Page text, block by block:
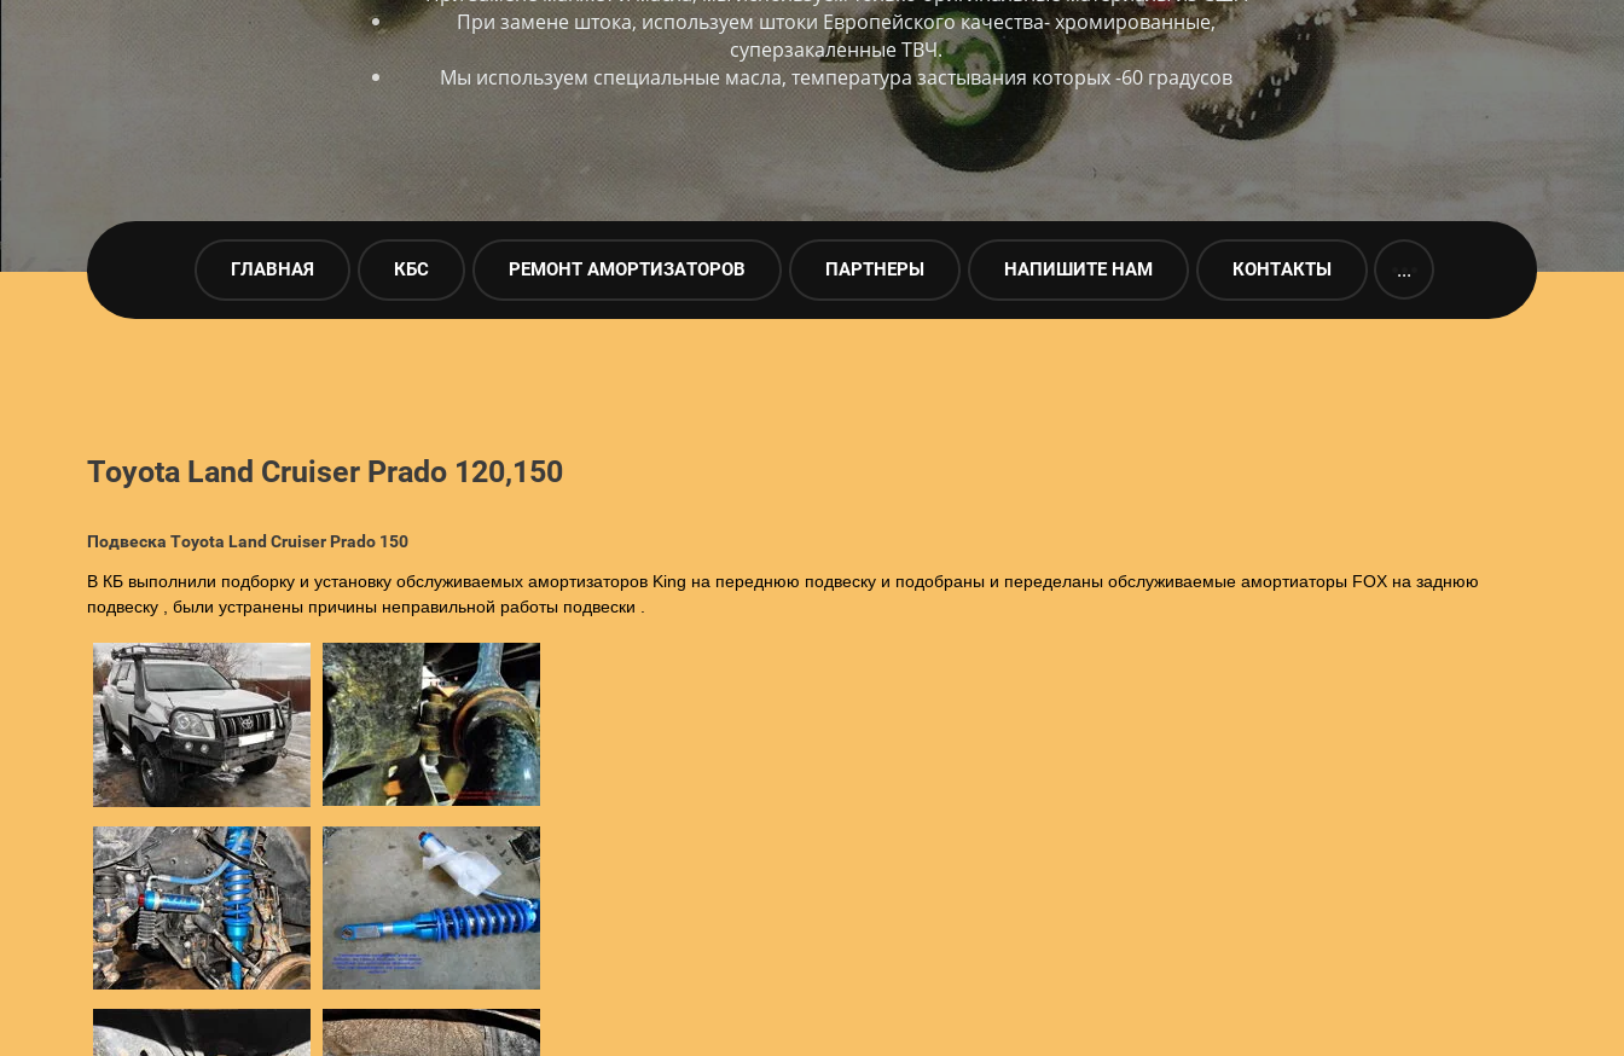
При замене штока, используем штоки Европейского качества- хромированные,
суперзакаленные ТВЧ.
Мы используем специальные масла, температура застывания которых -60 градусов
ГЛАВНАЯ КБС РЕМОНТ АМОРТИЗАТОРОВ ПАРТНЕРЫ НАПИШИТЕ НАМ КОНТАКТЫ ...
Toyota Land Cruiser Prado 120,150
Подвеска Toyota Land Cruiser Prado 150
В КБ выполнили подборку и установку обслуживаемых амортизаторов King на переднюю подвеску и подобраны и переделаны обслуживаемые амортиаторы FOX на заднюю
подвеску , были устранены причины неправильной работы подвески .